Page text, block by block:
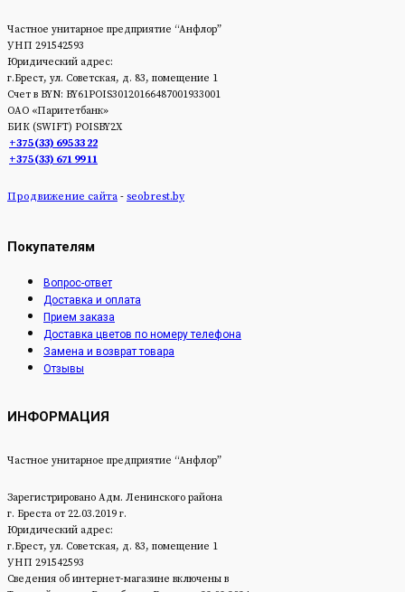
Частное унитарное предприятие “Анфлор”
УНП 291542593
Юридический адрес:
г.Брест, ул. Советская, д. 83, помещение 1
Счет в BYN: BY61POIS30120166487001933001
ОАО «Паритетбанк»
БИК (SWIFT) POISBY2Х
+375 (33) 695 33 22
+375 (33) 671 99 11
Продвижение сайта - seobrest.by
Покупателям
Вопрос-ответ
Доставка и оплата
Прием заказа
Доставка цветов по номеру телефона
Замена и возврат товара
Отзывы
ИНФОРМАЦИЯ
Частное унитарное предприятие “Анфлор”
Зарегистрировано Адм. Ленинского района
г. Бреста от 22.03.2019 г.
Юридический адрес:
г.Брест, ул. Советская, д. 83, помещение 1
УНП 291542593
Сведения об интернет-магазине включены в